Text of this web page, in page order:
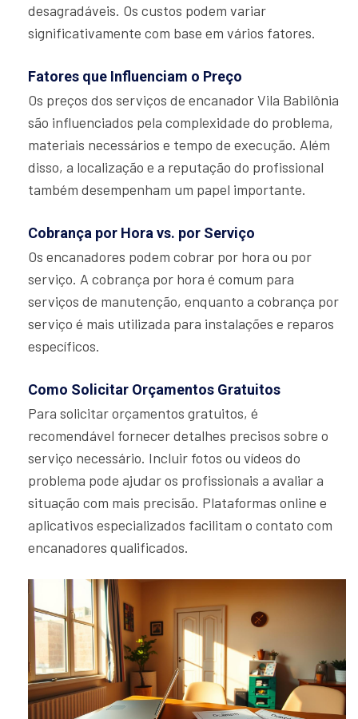
desagradáveis. Os custos podem variar
significativamente com base em vários fatores.
Fatores que Influenciam o Preço
Os preços dos serviços de encanador Vila Babilônia
são influenciados pela complexidade do problema,
materiais necessários e tempo de execução. Além
disso, a localização e a reputação do profissional
também desempenham um papel importante.
Cobrança por Hora vs. por Serviço
Os encanadores podem cobrar por hora ou por
serviço. A cobrança por hora é comum para
serviços de manutenção, enquanto a cobrança por
serviço é mais utilizada para instalações e reparos
específicos.
Como Solicitar Orçamentos Gratuitos
Para solicitar orçamentos gratuitos, é
recomendável fornecer detalhes precisos sobre o
serviço necessário. Incluir fotos ou vídeos do
problema pode ajudar os profissionais a avaliar a
situação com mais precisão. Plataformas online e
aplicativos especializados facilitam o contato com
encanadores qualificados.